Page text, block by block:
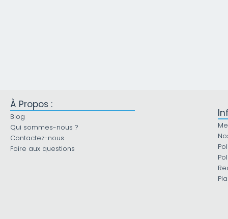
À Propos :
Blog
Qui sommes-nous ?
Contactez-nous
Foire aux questions